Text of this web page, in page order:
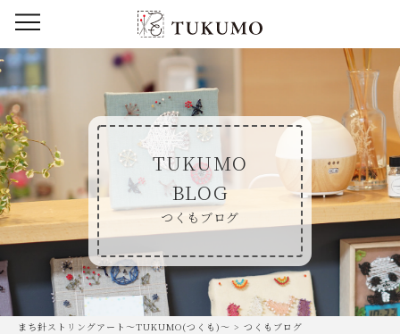
TUKUMO
BLOG
つくもブログ
まち針ストリングアート〜TUKUMO(つくも)〜 > つくもブログ